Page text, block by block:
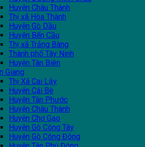
Huyện Châu Thành
Thị xã Hòa Thành
Huyện Gò Dầu
Huyện Bến Cầu
Thị xã Trảng Bàng
Thành phố Tây Ninh
Huyện Tân Biên
Giang
Thị Xã Cai Lậy
Huyện Cái Bè
Huyện Tân Phước
Huyện Châu Thành
Huyện Chợ Gạo
Huyện Gò Công Tây
Huyện Gò Công Đông